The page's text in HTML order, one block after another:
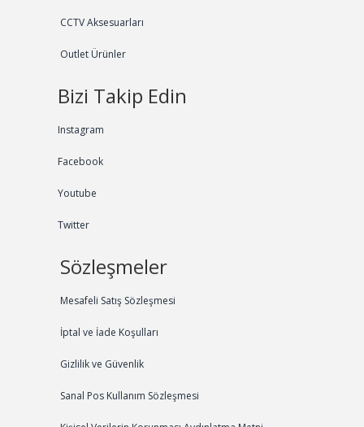
CCTV Aksesuarları
Outlet Ürünler
Bizi Takip Edin
Instagram
Facebook
Youtube
Twitter
Sözleşmeler
Mesafeli Satış Sözleşmesi
İptal ve İade Koşulları
Gizlilik ve Güvenlik
Sanal Pos Kullanım Sözleşmesi